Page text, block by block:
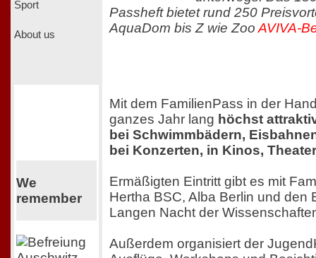
Sport
About us
We
remember
Passheft bietet rund 250
AquaDom bis Z wie Zoo AVIVA-
Mit dem FamilienPass in der
ganzes Jahr lang höchst
bei Schwimmbädern,
bei Konzerten, in Kinos,
Ermäßigten Eintritt gibt es mit
Hertha BSC, Alba Berlin und den
Langen Nacht der
Außerdem organisiert der